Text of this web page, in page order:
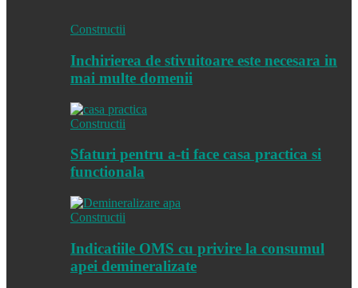
Constructii
Inchirierea de stivuitoare este necesara in
mai multe domenii
Constructii
Sfaturi pentru a-ti face casa practica si
functionala
Constructii
Indicatiile OMS cu privire la consumul
apei demineralizate